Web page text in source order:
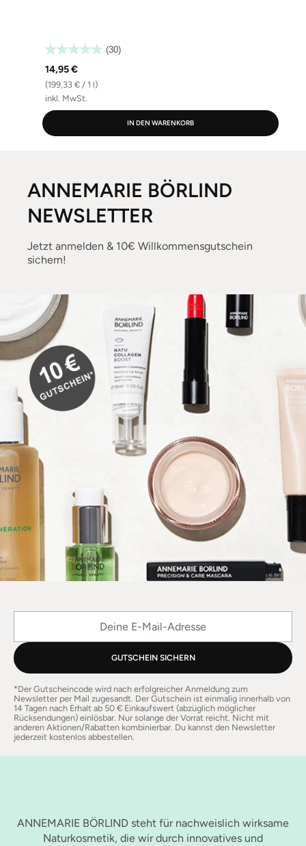
(30)
14,95 €
(199,33 € / 1 l)
inkl. MwSt.
IN DEN WARENKORB
ANNEMARIE BÖRLIND
NEWSLETTER
Jetzt anmelden & 10€ Willkommensgutschein
sichern!
GUTSCHEIN SICHERN
*Der Gutscheincode wird nach erfolgreicher Anmeldung zum
Newsletter per Mail zugesandt. Der Gutschein ist einmalig innerhalb von
14 Tagen nach Erhalt ab 50 € Einkaufswert (abzüglich möglicher
Rücksendungen) einlösbar. Nur solange der Vorrat reicht. Nicht mit
anderen Aktionen/Rabatten kombinierbar. Du kannst den Newsletter
jederzeit kostenlos abbestellen.
ANNEMARIE BÖRLIND steht für nachweislich wirksame
Naturkosmetik, die wir durch innovatives und